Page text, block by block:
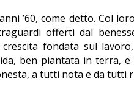
’60, come detto. Col
offerti dal
fondata sul
ben piantata in terra,
a tutti nota e da tutti